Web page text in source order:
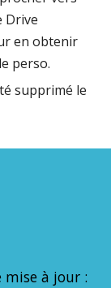
Drive
en obtenir
perso.
supprimé le
mise à jour :